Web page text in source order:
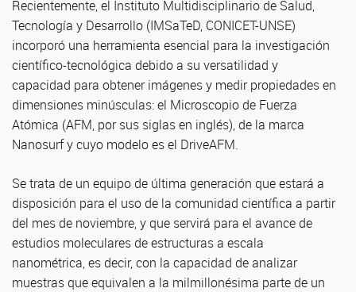
Recientemente, el Instituto Multidisciplinario de Salud,
Tecnología y Desarrollo (IMSaTeD, CONICET-UNSE)
incorporó una herramienta esencial para la investigación
científico-tecnológica debido a su versatilidad y
capacidad para obtener imágenes y medir propiedades en
dimensiones minúsculas: el Microscopio de Fuerza
Atómica (AFM, por sus siglas en inglés), de la marca
Nanosurf y cuyo modelo es el DriveAFM.
Se trata de un equipo de última generación que estará a
disposición para el uso de la comunidad científica a partir
del mes de noviembre, y que servirá para el avance de
estudios moleculares de estructuras a escala
nanométrica, es decir, con la capacidad de analizar
muestras que equivalen a la milmillonésima parte de un